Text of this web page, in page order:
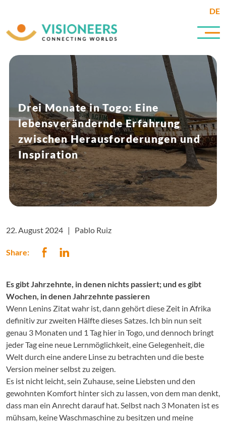
DE
Drei Monate in Togo: Eine
lebensverändernde Erfahrung
zwischen Herausforderungen und
Inspiration
22. August 2024 | Pablo Ruiz
Share:
Es gibt Jahrzehnte, in denen nichts passiert; und es gibt
Wochen, in denen Jahrzehnte passieren
Wenn Lenins Zitat wahr ist, dann gehört diese Zeit in Afrika
definitiv zur zweiten Hälfte dieses Satzes. Ich bin nun seit
genau 3 Monaten und 1 Tag hier in Togo, und dennoch bringt
jeder Tag eine neue Lernmöglichkeit, eine Gelegenheit, die
Welt durch eine andere Linse zu betrachten und die beste
Version meiner selbst zu zeigen.
Es ist nicht leicht, sein Zuhause, seine Liebsten und den
gewohnten Komfort hinter sich zu lassen, von dem man denkt,
dass man ein Anrecht darauf hat. Selbst nach 3 Monaten ist es
mühsam, keine Waschmaschine zu besitzen und meine